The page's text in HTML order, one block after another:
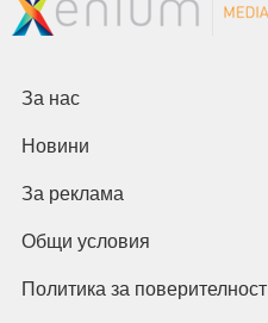
За нас
Новини
За реклама
Общи условия
Политика за поверителност